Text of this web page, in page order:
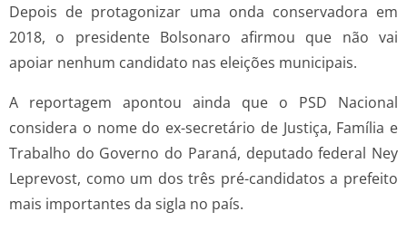
Depois de protagonizar uma onda conservadora em
2018, o presidente Bolsonaro afirmou que não vai
apoiar nenhum candidato nas eleições municipais.
A reportagem apontou ainda que o PSD Nacional
considera o nome do ex-secretário de Justiça, Família e
Trabalho do Governo do Paraná, deputado federal Ney
Leprevost, como um dos três pré-candidatos a prefeito
mais importantes da sigla no país.